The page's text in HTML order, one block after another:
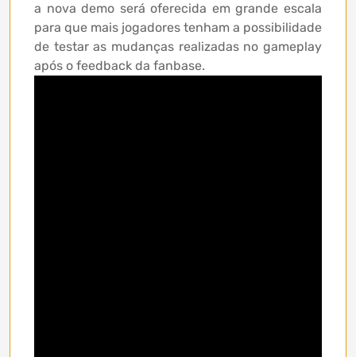
a nova demo será oferecida em grande escala
para que mais jogadores tenham a possibilidade
de testar as mudanças realizadas no gameplay
após o feedback da fanbase.